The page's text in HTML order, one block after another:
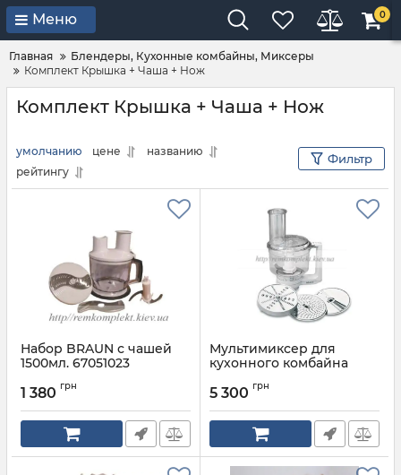
Меню 0
Главная
Блендеры, Кухонные комбайны, Миксеры
Комплект Крышка + Чаша + Нож
Комплект Крышка + Чаша + Нож
умолчанию цене
названию
рейтингу
Фильтр
Набор BRAUN с чашей
1500мл. 67051023
1 380 грн
Мультимиксер для
кухонного комбайна
Артикул: 461279
5 300 грн